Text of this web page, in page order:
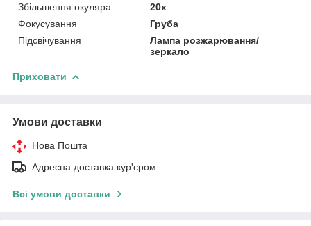
Збільшення окуляра
20x
Фокусування
Груба
Підсвічування
Лампа розжарювання/
зеркало
Приховати
Умови доставки
Нова Пошта
Адресна доставка кур'єром
Всі умови доставки